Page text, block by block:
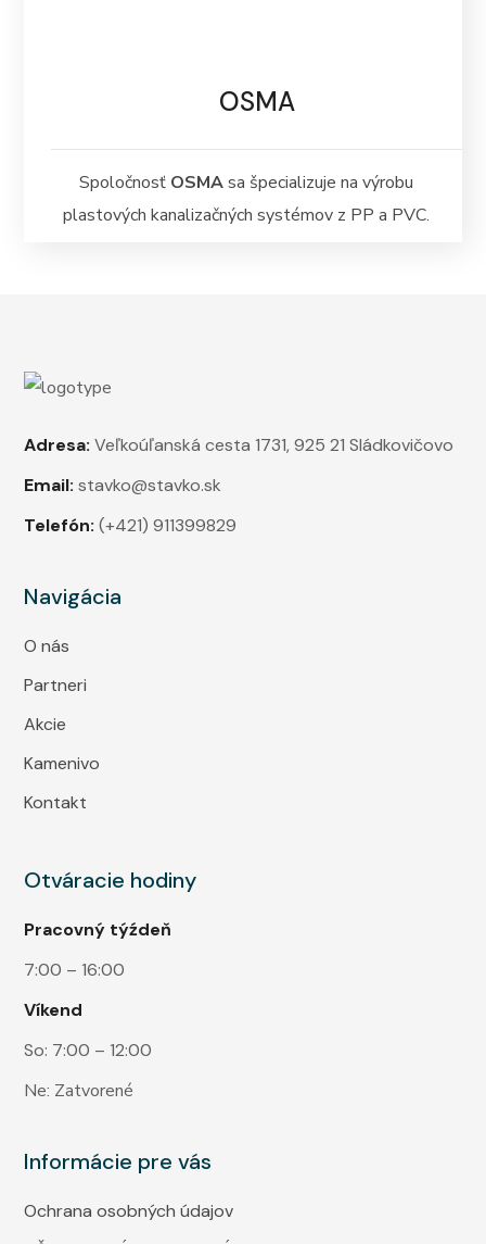
OSMA
Spoločnosť OSMAsa špecializuje na výrobu
plastových kanalizačných systémov z PP a PVC.
Adresa: Veľkoúľanská cesta 1731, 925 21 Sládkovičovo
Email: stavko@stavko.sk
Telefón: (+421) 911399829
Navigácia
O nás
Partneri
Akcie
Kamenivo
Kontakt
Otváracie hodiny
Pracovný týźdeň
7:00 – 16:00
Víkend
So: 7:00 – 12:00
Ne: Zatvorené
Informácie pre vás
Ochrana osobných údajov